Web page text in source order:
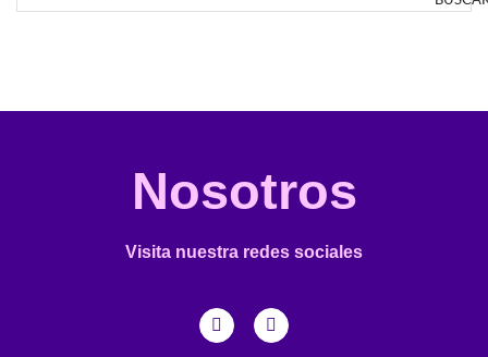
Nosotros
Visita nuestra redes sociales